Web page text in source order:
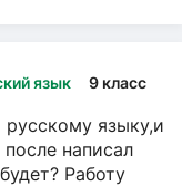
язык 9 класс
языку,и
написал
Работу